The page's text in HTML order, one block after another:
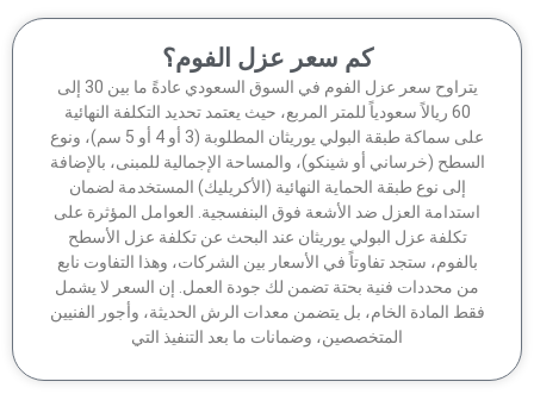
كم سعر عزل الفوم؟
يتراوح سعر عزل الفوم في السوق السعودي عادةً ما بين 30 إلى
60 ريالاً سعودياً للمتر المربع، حيث يعتمد تحديد التكلفة النهائية
على سماكة طبقة البولي يوريثان المطلوبة (3 أو 4 أو 5 سم)، ونوع
(خرساني أو شينكو)، والمساحة الإجمالية للمبنى، بالإضافة
إلى نوع طبقة الحماية النهائية (الأكريليك) المستخدمة لضمان
العزل ضد الأشعة فوق البنفسجية. العوامل المؤثرة على
تكلفة عزل البولي يوريثان عند البحث عن تكلفة عزل الأسطح
ستجد تفاوتاً في الأسعار بين الشركات، وهذا التفاوت نابع
محددات فنية بحتة تضمن لك جودة العمل. إن السعر لا يشمل
المادة الخام، بل يتضمن معدات الرش الحديثة، وأجور الفنيين
المتخصصين، وضمانات ما بعد التنفيذ التي